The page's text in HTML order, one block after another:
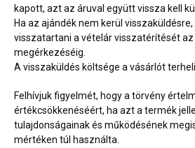
kapott, azt az áruval együtt vissza kell
Ha az ajándék nem kerül
visszatartani a vételár visszatérítését az
megérkezéséig.
A visszaküldés költsége a vásárlót terheli.
Felhívjuk figyelmét, hogy a törvény
értékcsökkenéséért, ha azt a termék
tulajdonságainak és működésének
mértéken túl használta.